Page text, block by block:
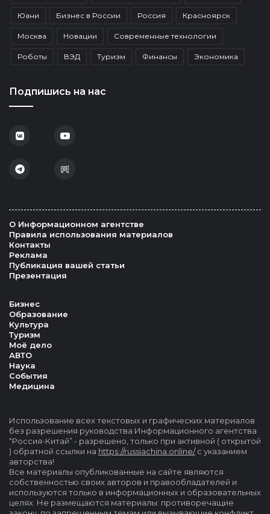
Юани Бизнес в России Россия Красноярск
Москва Новации Современные технологии
Роботы ВЭД Туризм Финансы Экономика
Подпишись на нас
О Информационном агентстве
Правила использования материалов
Контакты
Реклама
Публикация вашей статьи
Презентация
Бизнес
Образование
Культура
Туризм
Моё дело
АВТО
Наука
События
Медицина
Использование всех текстовых и графических материалов
без разрешения руководства Информационного агентства
“Россия-Китай” - разрешено, только при активной ( открытой
) обратной ссылки на https://russiachina.online/с указанием
авторства!
Все материалы опубликованные на сайте являются
собственностью своих авторов и правообладателей и
используются только в информационных и образовательных
целях. Не размещаются материалы: противоречащие